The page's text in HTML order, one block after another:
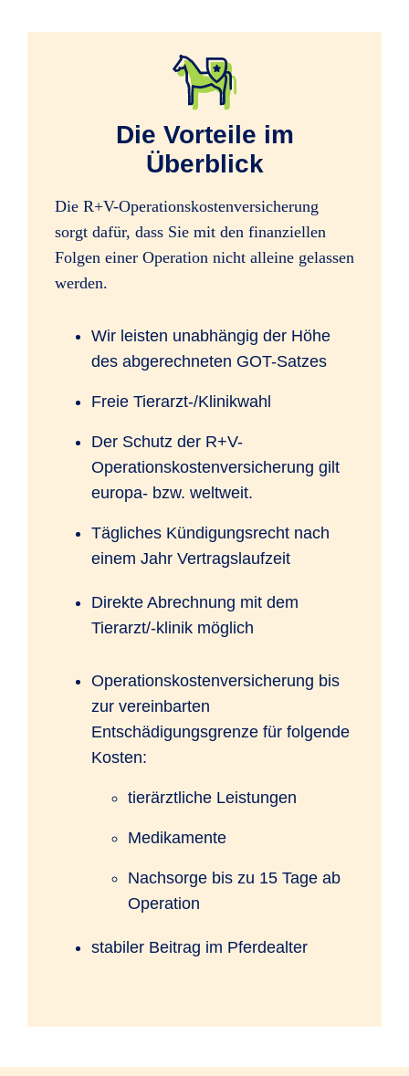
Die Vorteile im
Überblick
Die R+V-Operationskostenversicherung
sorgt dafür, dass Sie mit den finanziellen
Folgen einer Operation nicht alleine gelassen
werden.
Wir leisten unabhängig der Höhe
des abgerechneten GOT-Satzes
Freie Tierarzt-/Klinikwahl
Der Schutz der R+V-
Operationskostenversicherung gilt
europa- bzw. weltweit.
Tägliches Kündigungsrecht nach
einem Jahr Vertragslaufzeit
Direkte Abrechnung mit dem
Tierarzt/-klinik möglich
Operationskostenversicherung bis
zur vereinbarten
Entschädigungsgrenze für folgende
Kosten:
tierärztliche Leistungen
Medikamente
Nachsorge bis zu 15 Tage ab
Operation
stabiler Beitrag im Pferdealter